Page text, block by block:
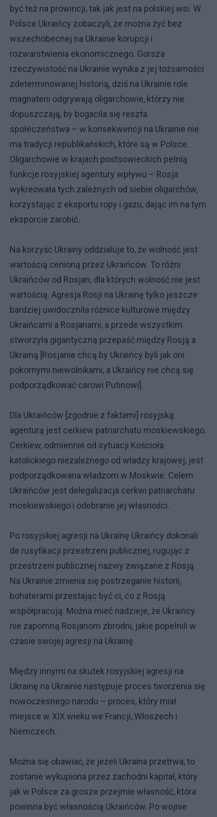
być też na prowincji, tak jak jest na polskiej wsi. W
Polsce Ukraińcy zobaczyli, że można żyć bez
wszechobecnej na Ukrainie korupcji i
rozwarstwienia ekonomicznego. Gorsza
rzeczywistość na Ukrainie wynika z jej tożsamości
zdeterminowanej historią, dziś na Ukrainie role
magnaterii odgrywają oligarchowie, którzy nie
dopuszczają, by bogaciła się reszta
społeczeństwa – w konsekwencji na Ukrainie nie
ma tradycji republikańskich, które są w Polsce.
Oligarchowie w krajach postsowieckich pełnią
funkcje rosyjskiej agentury wpływu – Rosja
wykreowała tych zależnych od siebie oligarchów,
korzystając z eksportu ropy i gazu, dając im na tym
eksporcie zarobić.
Na korzyść Ukrainy oddziałuje to, że wolność jest
wartością cenioną przez Ukraińców. To różni
Ukraińców od Rosjan, dla których wolność nie jest
wartością. Agresja Rosji na Ukrainę tylko jeszcze
bardziej uwidoczniła różnice kulturowe między
Ukraińcami a Rosjanami, a przede wszystkim
stworzyła gigantyczną przepaść między Rosją a
Ukrainą [Rosjanie chcą by Ukraińcy byli jak oni
pokornymi niewolnikami, a Ukraińcy nie chcą się
podporządkować carowi Putinowi].
Dla Ukraińców [zgodnie z faktami] rosyjską
agenturą jest cerkiew patriarchatu moskiewskiego.
Cerkiew, odmiennie od sytuacji Kościoła
katolickiego niezależnego od władzy krajowej, jest
podporządkowana władzom w Moskwie. Celem
Ukraińców jest delegalizacja cerkwi patriarchatu
moskiewskiego i odebranie jej własności.
Po rosyjskiej agresji na Ukrainę Ukraińcy dokonali
de rusyfikacji przestrzeni publicznej, rugując z
przestrzeni publicznej nazwy związane z Rosją.
Na Ukrainie zmienia się postrzeganie historii,
bohaterami przestając być ci, co z Rosją
współpracują. Można mieć nadzieje, że Ukraińcy
nie zapomną Rosjanom zbrodni, jakie popełnili w
czasie swojej agresji na Ukrainę.
Między innymi na skutek rosyjskiej agresji na
Ukrainę na Ukrainie następuje proces tworzenia się
nowoczesnego narodu – proces, który miał
miejsce w XIX wieku we Francji, Włoszech i
Niemczech.
Można się obawiać, że jeżeli Ukraina przetrwa, to
zostanie wykupiona przez zachodni kapitał, który
jak w Polsce za grosze przejmie własność, która
powinna być własnością Ukraińców. Po wojnie